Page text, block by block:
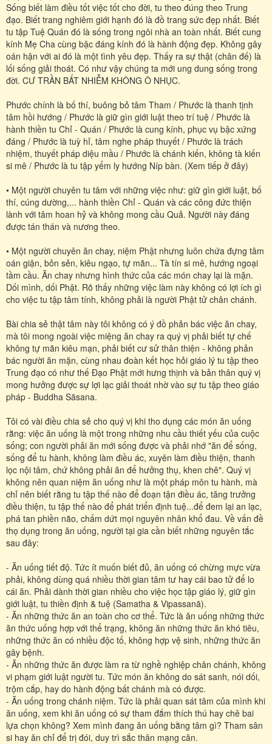
Sống biết làm điều tốt việc tốt cho đời, tu theo đúng theo Trung
đạo. Biết trang nghiêm giới hạnh đó là đồ trang sức đẹp nhất. Biết
tu tập Tuệ Quán đó là sống trong ngôi nhà an toàn nhất. Biết cung
kính Mẹ Cha cùng bậc đáng kính đó là hành động đẹp. Không gây
oán hận với ai đó là một tình yêu đẹp. Thấy ra sự thật (chân đế) là
lối sống giải thoát. Có như vậy chúng ta mới ung dung sống trong
đời. CƯ TRẦN BẤT NHIỄM KHÔNG Ô NHỤC.
Phước chính là bố thí, buông bỏ tâm Tham / Phước là thanh tịnh
tâm hồi hướng / Phước là giữ gìn giới luật theo trí tuệ / Phước là
hành thiền tu Chỉ - Quán / Phước là cung kính, phục vụ bậc xứng
đáng / Phước là tuỳ hỉ, tâm nghe pháp thuyết / Phước là trách
nhiệm, thuyết pháp diệu mầu / Phước là chánh kiến, không tà kiến
si mê / Phước là tu tập yểm ly hướng Níp bàn. (Xem tiếp ở đây)
• Một người chuyên tu tâm với những việc như: giữ gìn giới luật, bố
thí, cúng dường,... hành thiền Chỉ - Quán và các công đức thiện
lành với tâm hoan hỷ và không mong cầu Quả. Người này đáng
được tán thán và nương theo.
• Một người chuyên ăn chay, niệm Phật nhưng luôn chứa đựng tâm
oán giận, bỏn sẻn, kiêu ngạo, tự mãn... Tà tín si mê, hướng ngoại
tầm cầu. Ăn chay nhưng hình thức của các món chay lại là mặn.
Dối mình, dối Phật. Rõ thấy những việc làm này không có lợi ích gì
cho việc tu tập tâm tính, không phải là người Phật tử chân chánh.
Bài chia sẻ thật tâm này tôi không có ý đồ phản bác việc ăn chay,
mà tôi mong ngoài việc miệng ăn chay ra quý vị phải biết tự chế
không tự mãn kiêu mạn, phải biết cư sử thân thiện - không phản
bác người ăn mặn, cùng nhau đoàn kết học hỏi giáo lý tu tập theo
Trung đạo có như thế Đạo Phật mới hưng thịnh và bản thân quý vị
mong hưởng được sự lợi lạc giải thoát nhờ vào sự tu tập theo giáo
pháp - Buddha Sāsana.
Tôi có vài điều chia sẻ cho quý vị khi tho dụng các món ăn uống
rằng: việc ăn uống là một trong những nhu cầu thiết yếu của cuộc
sống; con người phải ăn mới sống được và phải nhớ "ăn để sống,
sống để tu hành, không làm điều ác, xuyên làm điều thiện, thanh
lọc nội tâm, chứ không phải ăn để hưởng thụ, khen chê". Quý vị
không nên quan niệm ăn uống như là một pháp môn tu hành, mà
chỉ nên biết rằng tu tập thế nào để đoạn tận điều ác, tăng trưởng
điều thiện, tu tập thế nào để phát triển định tuệ...để đem lại an lạc,
phá tan phiền não, chấm dứt mọi nguyên nhân khổ đau. Về vấn đề
thọ dụng trong ăn uống, người tại gia cần biết những nguyên tắc
sau đây:
- Ăn uống tiết độ. Tức ít muốn biết đủ, ăn uống có chừng mực vừa
phải, không dùng quá nhiều thời gian tâm tư hay cái bao tử để lo
cái ăn. Phải dành thời gian nhiều cho việc học tập giáo lý, giữ gìn
giới luật, tu thiền định & tuệ (Samatha & Vipassanā).
- Ăn những thức ăn an toàn cho cơ thể. Tức là ăn uống những thức
ăn thức uống hợp với thể trạng, không ăn những thức ăn khó tiêu,
những thức ăn có nhiều độc tố, không hợp vệ sinh, những thức ăn
gây bệnh.
- Ăn những thức ăn được làm ra từ nghề nghiệp chân chánh, không
vi phạm giới luật người tu. Tức món ăn không do sát sanh, nói dối,
trộm cắp, hay do hành động bất chánh mà có được.
- Ăn uống trong chánh niệm. Tức là phải quan sát tâm của mình khi
ăn uống, xem khi ăn uống có sự tham đắm thích thú hay chê bai
lựa chọn không? Xem mình đang ăn uống bằng tâm gì? Tham sân
si hay ăn chỉ để trị đói, duy trì sắc thân mạng căn.